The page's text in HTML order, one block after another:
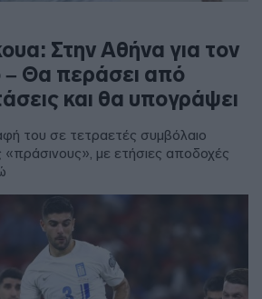
Στην Αθήνα για τον
– Θα περάσει από
και θα υπογράψει
του σε τετραετές συμβόλαιο
«πράσινους», με ετήσιες αποδοχές